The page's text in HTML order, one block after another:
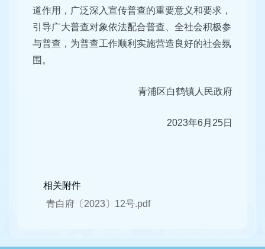
道作用，广泛深入宣传普查的重要意义和要求，
引导广大普查对象依法配合普查、全社会积极参
与普查，为普查工作顺利实施营造良好的社会氛
围。
青浦区白鹤镇人民政府
2023年6月25日
相关附件
青白府〔2023〕12号.pdf